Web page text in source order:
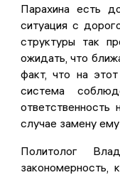
Парахина есть
ситуация с
структуры так
ожидать, что
факт, что на
система
случае замену
Политолог
закономерность,